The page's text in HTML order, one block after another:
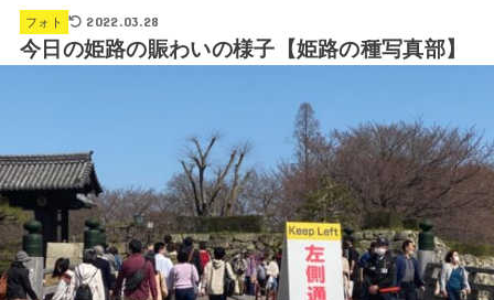
フォト 2022.03.28
今日の姫路の賑わいの様子【姫路の種写真部】